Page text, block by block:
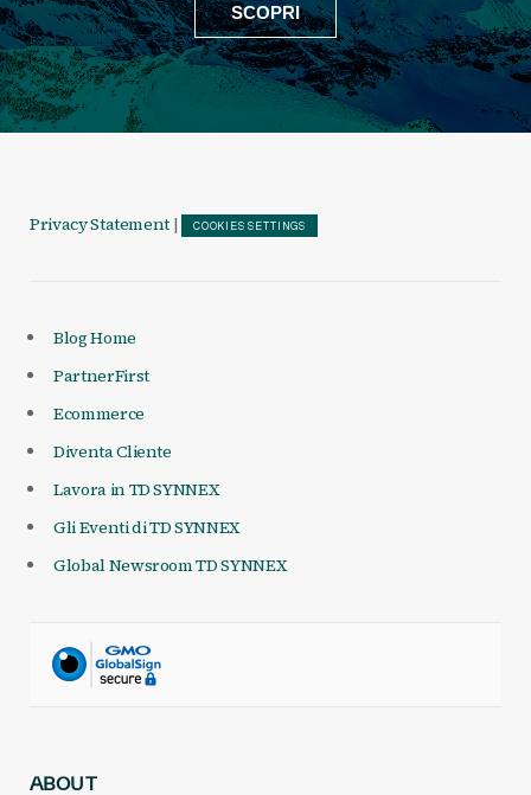
SCOPRI
Privacy Statement | COOKIES SETTINGS
Blog Home
PartnerFirst
Ecommerce
Diventa Cliente
Lavora in TD SYNNEX
Gli Eventi di TD SYNNEX
Global Newsroom TD SYNNEX
ABOUT